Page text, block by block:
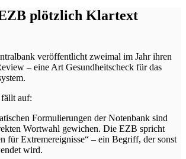
plötzlich Klartext
veröffentlicht zweimal im Jahr ihren
– eine Art Gesundheitscheck für das
auf:
Formulierungen der Notenbank sind
Wortwahl gewichen. Die EZB spricht
für Extremereignisse“ – ein Begriff, der sonst
wird.